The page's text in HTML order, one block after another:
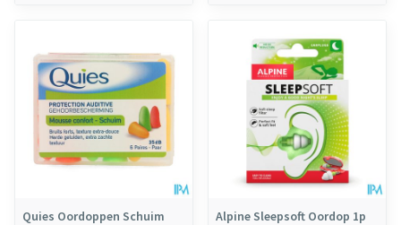
Quies Oordoppen Schuim
Alpine Sleepsoft Oordop 1p